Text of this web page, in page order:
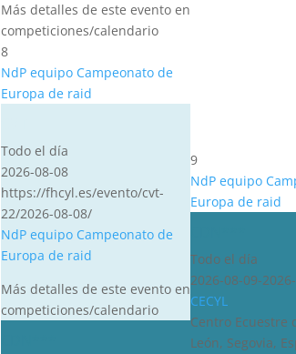
Más detalles de este evento en
competiciones/calendario
8
NdP equipo Campeonato de
Europa de raid
Todo el día
2026-08-08
https://fhcyl.es/evento/cvt-
22/2026-08-08/
NdP equipo Campeonato de
Europa de raid
Más detalles de este evento en
competiciones/calendario
9
NdP equipo
Europa de raid
Todo el día
2026-08-09-
CECYL
Centro Ecuestre
León, Segovia,